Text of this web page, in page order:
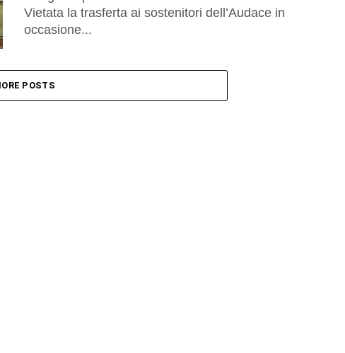
Vietata la trasferta ai sostenitori dell’Audace in
occasione...
POSTS